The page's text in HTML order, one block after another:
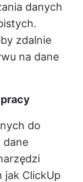
danych
zdalnie
na dane
do
dane
jak ClickUp